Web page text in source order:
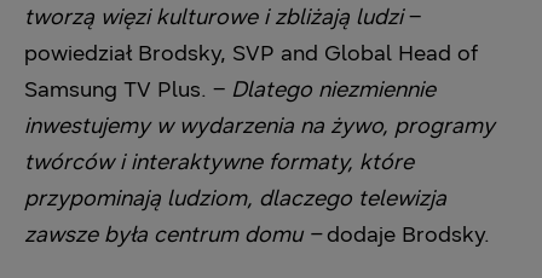
tworzą więzi kulturowe i zbliżają ludzi–
powiedział Brodsky, SVP and Global Head of
Samsung TV Plus. – Dlatego niezmiennie
inwestujemy w wydarzenia na żywo, programy
twórców i interaktywne formaty, które
przypominają ludziom, dlaczego telewizja
zawsze była centrum domu –dodaje Brodsky.